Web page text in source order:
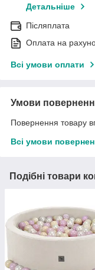
Детальніше
Післяплата
Оплата на
Всі умови оплати
Умови
Повернення товару
Всі умови
Подібні товари